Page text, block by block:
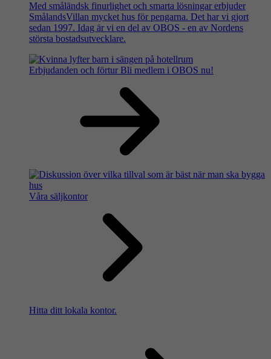
Med småländsk finurlighet och smarta lösningar erbjuder
SmålandsVillan mycket hus för pengarna. Det har vi gjort
sedan 1997. Idag är vi en del av OBOS - en av Nordens
största bostadsutvecklare.
Erbjudanden och förtur Bli medlem i OBOS nu!
Våra säljkontor
Hitta ditt lokala kontor.